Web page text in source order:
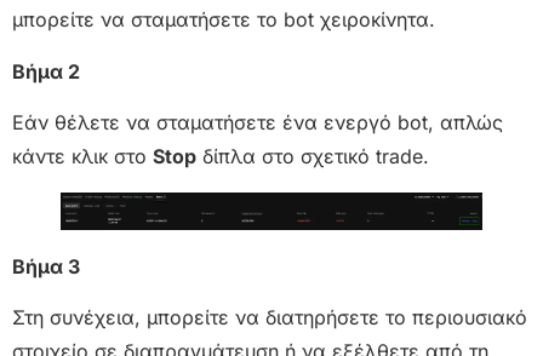
μπορείτε να σταματήσετε το bot χειροκίνητα.
Βήμα 2
Εάν θέλετε να σταματήσετε ένα ενεργό bot, απλώς
κάντε κλικ στο Stop δίπλα στο σχετικό trade.
Βήμα 3
Στη συνέχεια, μπορείτε να διατηρήσετε το περιουσιακό